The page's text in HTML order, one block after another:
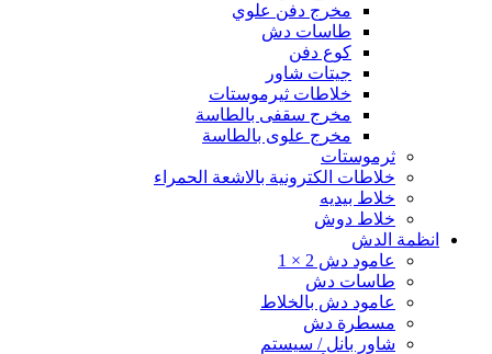
مخرج دفن علوي
طاسات دش
كوع دفن
جيتات شاور
خلاطات ثيرموستات
مخرج سقفى بالطاسة
مخرج علوى بالطاسة
ثرموستات
خلاطات الكترونية بالاشعة الحمراء
خلاط بيديه
خلاط دوش
انظمة الدش
عامود دش 2 × 1
طاسات دش
عامود دش بالخلاط
مسطرة دش
شاور بانل / سيستم